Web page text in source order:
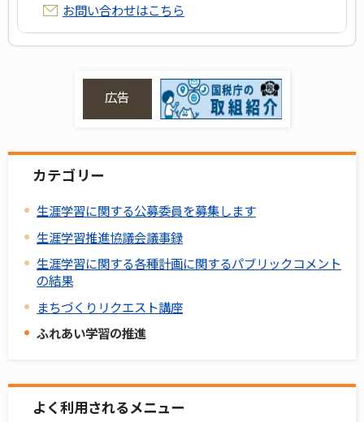
お問い合わせはこちら
広告
カテゴリー
生涯学習に関する公募委員を募集します
生涯学習推進協議会議事録
生涯学習に関する各種計画に関するパブリックコメント
の結果
まちづくりリクエスト講座
ふれあい学習の推進
よく利用されるメニュー